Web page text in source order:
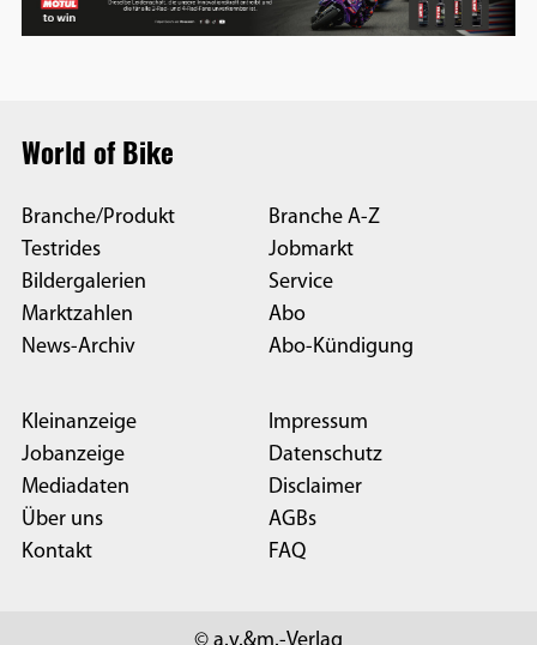
World of Bike
Branche/Produkt
Testrides
Bildergalerien
Marktzahlen
News-Archiv
Branche A-Z
Jobmarkt
Service
Abo
Abo-Kündigung
Kleinanzeige
Jobanzeige
Mediadaten
Über uns
Kontakt
Impressum
Datenschutz
Disclaimer
AGBs
FAQ